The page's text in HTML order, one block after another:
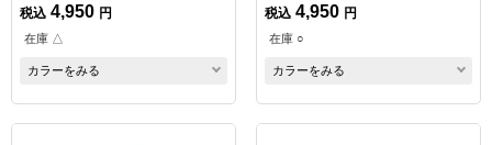
税込 4,950 円
在庫 △
カラーをみる
税込 4,950 円
在庫 ○
カラーをみる